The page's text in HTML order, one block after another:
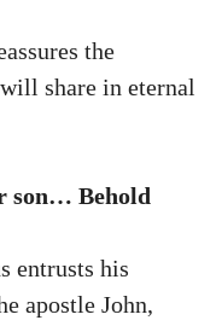
the
share in eternal
son… Behold
entrusts his
apostle John,